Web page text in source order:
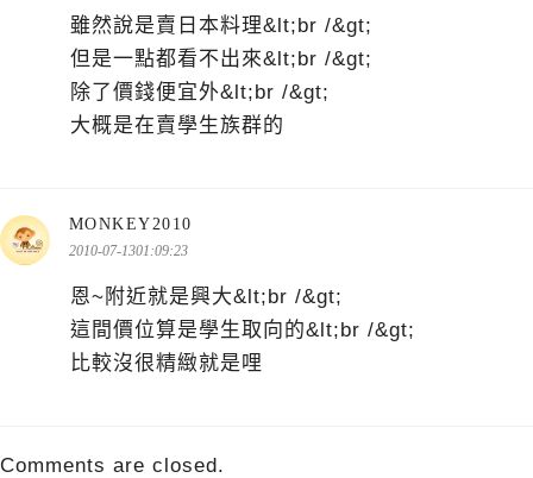
雖然說是賣日本料理&lt;br /&gt;
但是一點都看不出來&lt;br /&gt;
除了價錢便宜外&lt;br /&gt;
大概是在賣學生族群的
MONKEY2010
2010-07-1301:09:23
恩~附近就是興大&lt;br /&gt;
這間價位算是學生取向的&lt;br /&gt;
比較沒很精緻就是哩
Comments are closed.